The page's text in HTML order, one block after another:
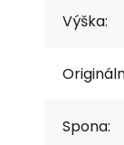
Výška:
Spona: